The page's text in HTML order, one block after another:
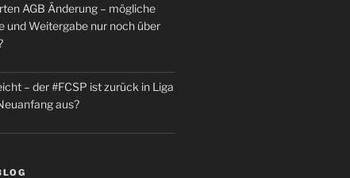
AGB Änderung – mögliche
und Weitergabe nur noch über
– der #FCSP ist zurück in Liga
aus?